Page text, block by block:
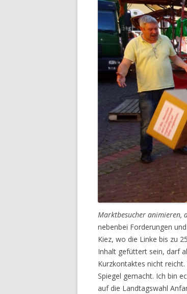
Marktbesucher animieren,
nebenbei Forderungen
Kiez, wo die Linke bis zu
Inhalt gefüttert sein, darf
Kurzkontaktes nicht
Spiegel gemacht. Ich bin
auf die Landtagswahl